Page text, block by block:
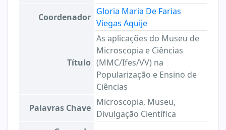
Coordenador
Gloria Maria De Farias
Viegas Aquije
Título
As aplicações do Museu de
Microscopia e Ciências
(MMC/Ifes/VV) na
Popularização e Ensino de
Ciências
Palavras Chave
Microscopia, Museu,
Divulgação Científica